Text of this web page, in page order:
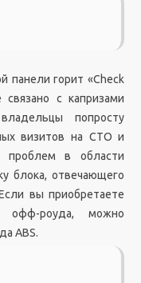
панели горит «Check
с капризами
попросту
визитов на СТО и
проблем в области
блока, отвечающего
вы приобретаете
офф-роуда, можно
ABS.